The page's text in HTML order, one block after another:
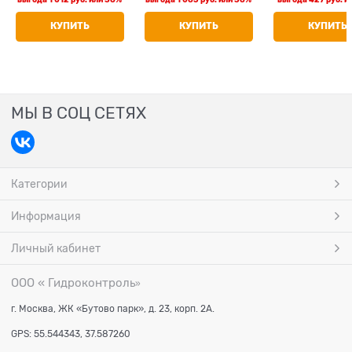
КУПИТЬ КУПИТЬ КУПИТЬ
МЫ В СОЦ СЕТЯХ
Категории
Информация
Личный кабинет
ООО « Гидроконтроль»
г. Москва, ЖК «Бутово парк», д. 23, корп. 2А.
GPS: 55.544343, 37.587260